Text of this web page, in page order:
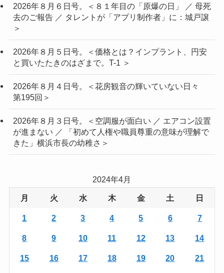
2026年８月６日号。＜８１年目の「原爆の日」 ／ 母死
去のご報告 ／ タレントが「アプリ制作者」に：城戸譲
＞
2026年８月５日号。＜価格とは？インプラント、円安
と買いたたきのはざまで。T-1 ＞
2026年８月４日号。＜花房観音の輝いていない日々
第195回＞
2026年８月３日号。＜空調服が面白い ／ エアコン設置
が進まない ／ 「初めて人権や職員尊重の意味が理解で
きた」横浜市長の幼稚さ＞
2024年4月
月 火 水 木 金 土 日
1 2 3 4 5 6 7
8 9 10 11 12 13 14
15 16 17 18 19 20 21